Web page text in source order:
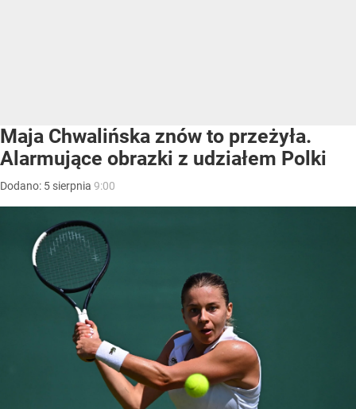
Maja Chwalińska znów to przeżyła.
Alarmujące obrazki z udziałem Polki
Dodano: 5 sierpnia 9:00